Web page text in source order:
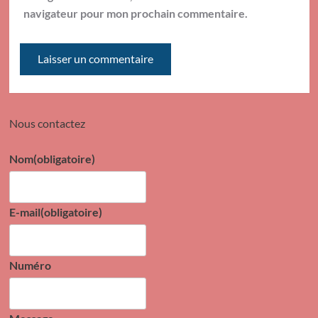
navigateur pour mon prochain commentaire.
Nous contactez
Nom(obligatoire)
E-mail(obligatoire)
Numéro